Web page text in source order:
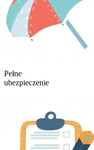
Pełne
ubezpieczenie